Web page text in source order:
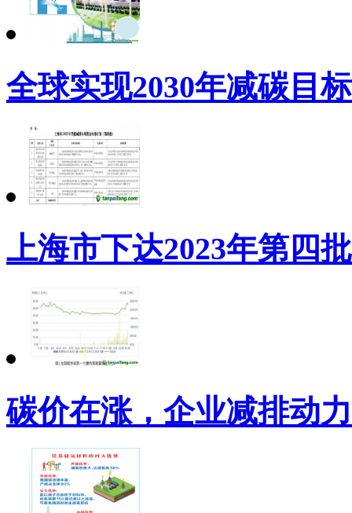
全球实现2030年减碳目
上海市下达2023年第四
碳价在涨，企业减排动